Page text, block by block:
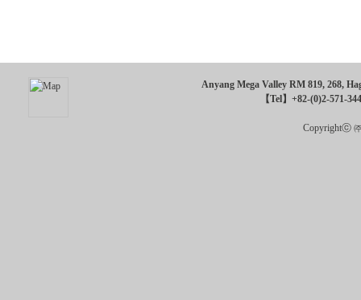
Anyang Mega Valley RM 819, 268,
【Tel】+82-(0)2-571-
Copyrightⓒ